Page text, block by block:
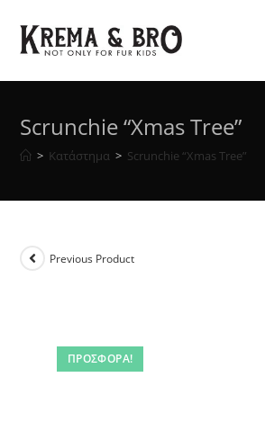
content
Scrunchie “Xmas Tree”
> Κατάστημα > Scrunchie “Xmas Tree”
ΠΡΟΣΦΟΡΆ!
Previous Product